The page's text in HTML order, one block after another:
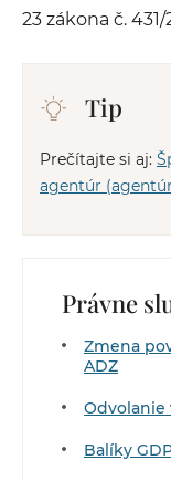
23 zákona č.
Tip
Prečítajte si aj:
agentúr
Právne
Zmena
ADZ
Odvolanie
Balíky